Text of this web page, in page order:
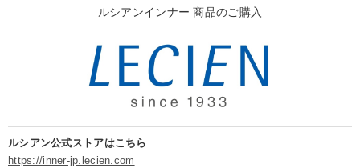
ルシアンインナー 商品のご購入
ルシアン公式ストアはこちら
https://inner-jp.lecien.com